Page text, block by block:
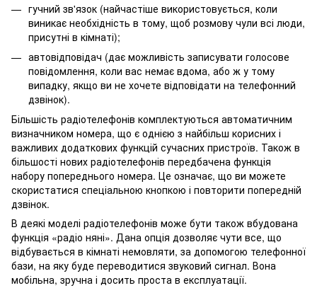
гучний зв'язок (найчастіше використовується, коли
виникає необхідність в тому, щоб розмову чули всі люди,
присутні в кімнаті);
автовідповідач (дає можливість записувати голосове
повідомлення, коли вас немає вдома, або ж у тому
випадку, якщо ви не хочете відповідати на телефонний
дзвінок).
Більшість радіотелефонів комплектуються автоматичним
визначником номера, що є однією з найбільш корисних і
важливих додаткових функцій сучасних пристроїв. Також в
більшості нових радіотелефонів передбачена функція
набору попереднього номера. Це означає, що ви можете
скористатися спеціальною кнопкою і повторити попередній
дзвінок.
В деякі моделі радіотелефонів може бути також вбудована
функція «радіо няні». Дана опція дозволяє чути все, що
відбувається в кімнаті немовляти, за допомогою телефонної
бази, на яку буде переводитися звуковий сигнал. Вона
мобільна, зручна і досить проста в експлуатації.